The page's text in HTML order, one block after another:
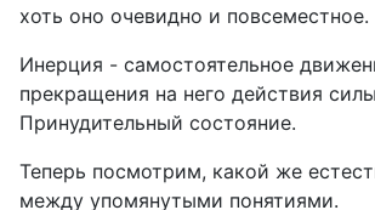
хоть оно очевидно и повсеместное.
Инерция - самостоятельное
прекращения на него действия
Принудительный состояние.
Теперь посмотрим, какой же
между упомянутыми понятиями.